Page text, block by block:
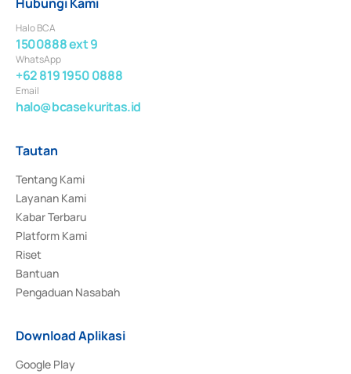
Halo BCA
1500888 ext 9
WhatsApp
+62 819 1950 0888
Email
halo@bcasekuritas.id
Tautan
Tentang Kami
Layanan Kami
Kabar Terbaru
Platform Kami
Riset
Bantuan
Pengaduan Nasabah
Download Aplikasi
Google Play